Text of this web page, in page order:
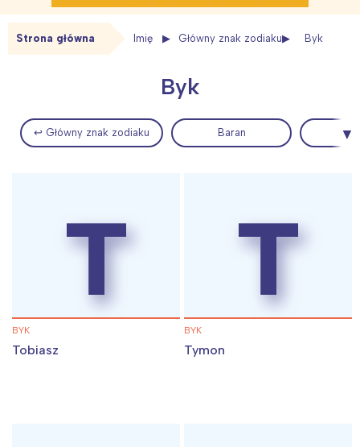
Strona główna Imię Główny znak zodiaku Byk
Byk
↩ Główny znak zodiaku Baran
T
BYK
Tobiasz
T
BYK
Tymon